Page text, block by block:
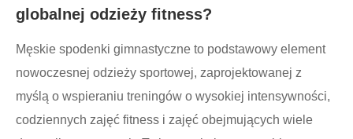
globalnej odzieży fitness?
Męskie spodenki gimnastyczne to podstawowy element
nowoczesnej odzieży sportowej, zaprojektowanej z
myślą o wspieraniu treningów o wysokiej intensywności,
codziennych zajęć fitness i zajęć obejmujących wiele